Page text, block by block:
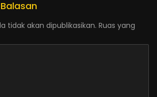
tidak akan dipublikasikan. Ruas yang